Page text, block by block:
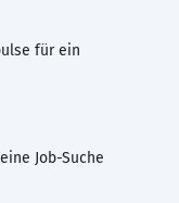
für ein
Job-Suche